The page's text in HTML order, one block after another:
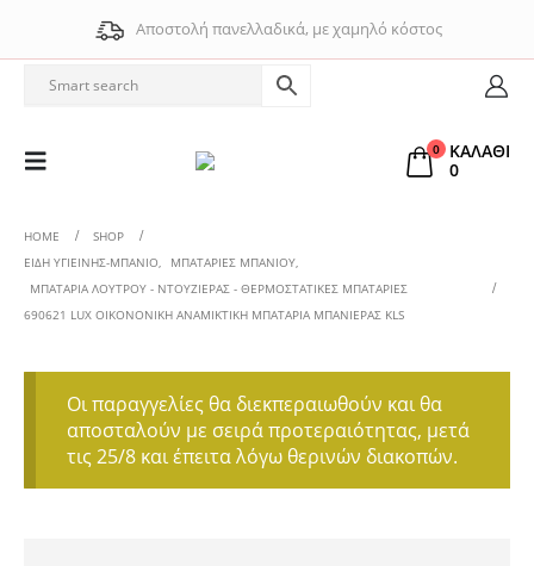
Αποστολή πανελλαδικά, με χαμηλό κόστος
0
ΚΑΛΑΘΙ
0
HOME
SHOP
ΕΊΔΗ ΥΓΙΕΙΝΉΣ-ΜΠΆΝΙΟ
ΜΠΑΤΑΡΊΕΣ ΜΠΆΝΙΟΥ
ΜΠΑΤΑΡΊΑ ΛΟΥΤΡΟΎ - ΝΤΟΥΖΙΈΡΑΣ - ΘΕΡΜΟΣΤΑΤΙΚΈΣ ΜΠΑΤΑΡΊΕΣ
690621 LUX ΟΙΚΟΝΟΝΙΚΉ ΑΝΑΜΙΚΤΙΚΉ ΜΠΑΤΑΡΊΑ ΜΠΑΝΙΈΡΑΣ KLS
Οι παραγγελίες θα διεκπεραιωθούν και θα
αποσταλούν με σειρά προτεραιότητας, μετά
τις 25/8 και έπειτα λόγω θερινών διακοπών.